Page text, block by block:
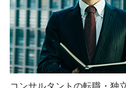
コンサルタントの転職・独